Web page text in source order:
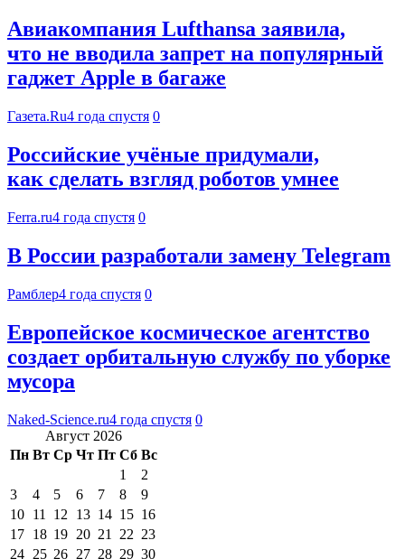
Авиакомпания Lufthansa заявила,
что не вводила запрет на популярный
гаджет Apple в багаже
Газета.Ru4 года спустя 0
Российские учёные придумали,
как сделать взгляд роботов умнее
Ferra.ru4 года спустя 0
В России разработали замену Telegram
Рамблер4 года спустя 0
Европейское космическое агентство
создает орбитальную службу по уборке
мусора
Naked-Science.ru4 года спустя 0
Август 2026
Пн Вт Ср Чт Пт Сб Вс
1
2
3
4 5 6 7 8
9
10 11 12 13 14 15 16
17 18 19 20 21 22 23
24 25 26 27 28 29 30